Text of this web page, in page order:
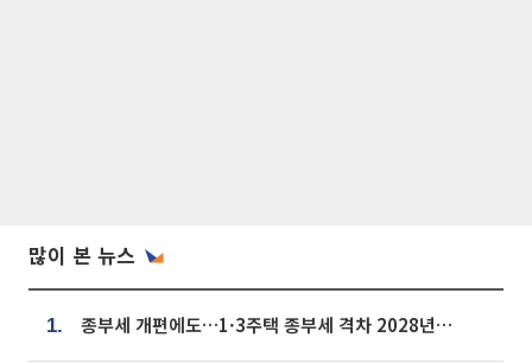
많이 본 뉴스
1. 종부세 개편에도…1·3주택 종부세 격차 2028년부터 확대